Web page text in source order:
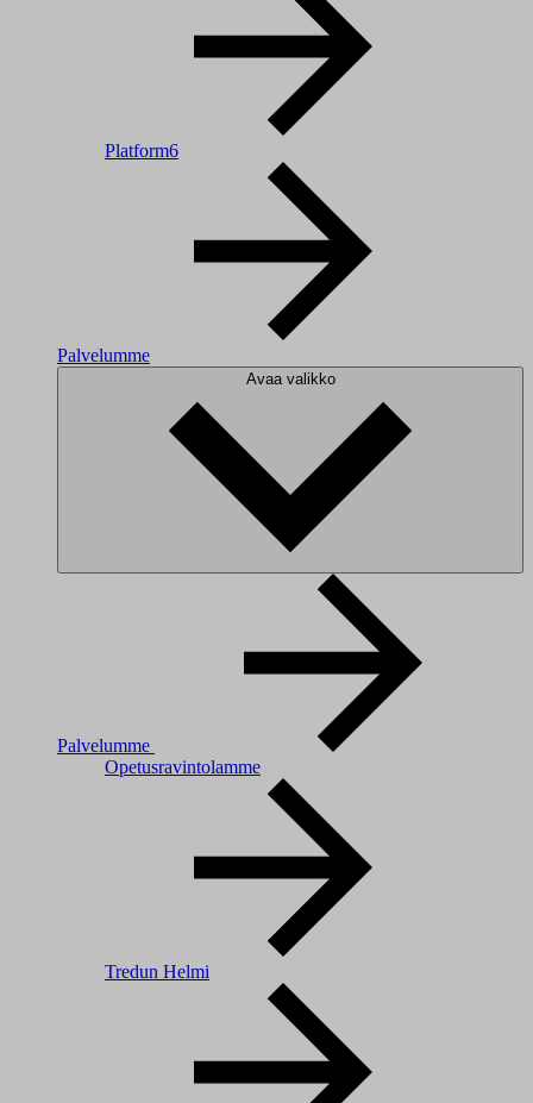
Platform6
Palvelumme
Avaa valikko
Palvelumme
Opetusravintolamme
Tredun Helmi